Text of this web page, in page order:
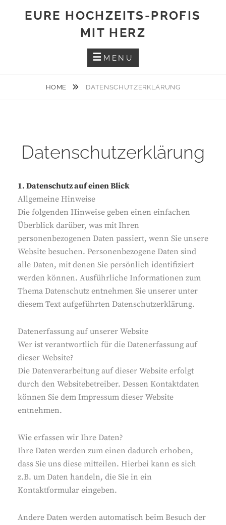
EURE HOCHZEITS-PROFIS
MIT HERZ
MENU
HOME DATENSCHUTZERKLÄRUNG
Datenschutzerklärung
1. Datenschutz auf einen Blick
Allgemeine Hinweise
Die folgenden Hinweise geben einen einfachen
Überblick darüber, was mit Ihren
personenbezogenen Daten passiert, wenn Sie unsere
Website besuchen. Personenbezogene Daten sind
alle Daten, mit denen Sie persönlich identifiziert
werden können. Ausführliche Informationen zum
Thema Datenschutz entnehmen Sie unserer unter
diesem Text aufgeführten Datenschutzerklärung.
Datenerfassung auf unserer Website
Wer ist verantwortlich für die Datenerfassung auf
dieser Website?
Die Datenverarbeitung auf dieser Website erfolgt
durch den Websitebetreiber. Dessen Kontaktdaten
können Sie dem Impressum dieser Website
entnehmen.
Wie erfassen wir Ihre Daten?
Ihre Daten werden zum einen dadurch erhoben,
dass Sie uns diese mitteilen. Hierbei kann es sich
z.B. um Daten handeln, die Sie in ein
Kontaktformular eingeben.
Andere Daten werden automatisch beim Besuch der